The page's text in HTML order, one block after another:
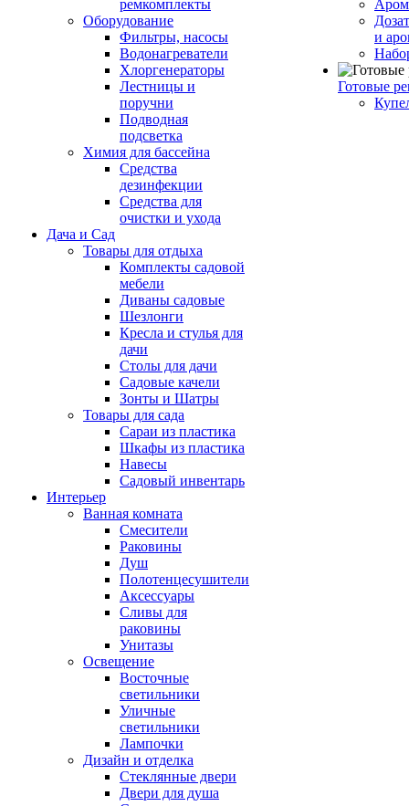
ремкомплекты
Оборудование
Фильтры, насосы
Водонагреватели
Хлоргенераторы
Лестницы и
поручни
Подводная
подсветка
Химия для бассейна
Средства
дезинфекции
Средства для
очистки и ухода
Дача и Сад
Товары для отдыха
Комплекты садовой
мебели
Диваны садовые
Шезлонги
Кресла и стулья для
дачи
Столы для дачи
Садовые качели
Зонты и Шатры
Товары для сада
Сараи из пластика
Шкафы из пластика
Навесы
Садовый инвентарь
Интерьер
Ванная комната
Смесители
Раковины
Душ
Полотенцесушители
Аксессуары
Сливы для
раковины
Унитазы
Освещение
Восточные
светильники
Уличные
светильники
Лампочки
Дизайн и отделка
Стеклянные двери
Двери для душа
и
Готовые